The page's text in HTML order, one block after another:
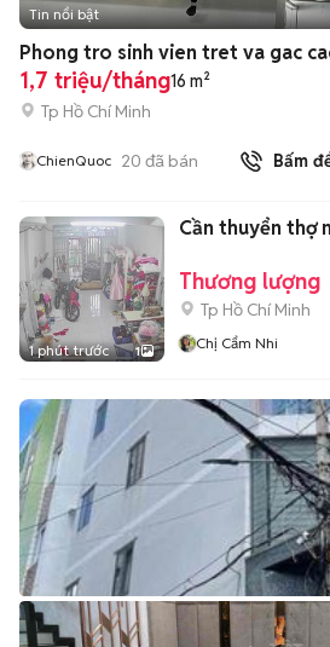
Tin nổi bật
Phong tro sinh vien tret va gac
1,7 triệu/tháng16 m²
Tp Hồ Chí Minh
ChienQuoc 20 đã bán Bấm
1 phút trước 1
Cần thuyển thợ
Thương lượng
Tp Hồ Chí Minh
Chị Cẩm Nhi